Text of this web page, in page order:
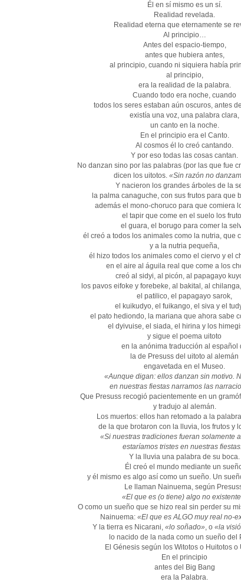
Él en sí mismo es un sí.
Realidad revelada.
Realidad eterna que eternamente se
Al principio…
Antes del espacio-tiempo,
antes que hubiera antes,
al principio, cuando ni siquiera había
al principio,
era la realidad de la palabra.
Cuando todo era noche, cuando
todos los seres estaban aún oscuros, antes
existía una voz, una palabra clara,
un canto en la noche.
En el principio era el Canto.
Al cosmos él lo creó cantando.
Y por eso todas las cosas cantan.
No danzan sino por las palabras (por las que fue
dicen los uitotos. «Sin razón no
Y nacieron los grandes árboles de la
la palma canaguche, con sus frutos para que
además el mono-choruco para que comiera
el tapir que come en el suelo los
el guara, el borugo para comer la
él creó a todos los animales como la nutria, que
y a la nutria pequeña,
él hizo todos los animales como el ciervo y el
en el aire al águila real que come a los
creó al sidyi, al picón, al papagayo
los pavos eifoke y forebeke, al bakital, al
el patilico, el papagayo sarok,
el kuikudyo, el fuikango, el siva y el
el pato hediondo, la mariana que ahora sabe
el dyivuise, el siada, el hirina y los
y sigue el poema uitoto
en la anónima traducción al español
la de Presuss del uitoto al alemán
engavetada en el Museo.
«Aunque digan: ellos danzan sin motivo.
en nuestras fiestas narramos las
Que Presuss recogió pacientemente en un
y tradujo al alemán.
Los muertos: ellos han retomado a la
de la que brotaron con la lluvia, los frutos y
«Si nuestras tradiciones fueran solamente
estaríamos tristes en nuestras fiestas.
Y la lluvia una palabra de su boca.
Él creó el mundo mediante un
y él mismo es algo así como un sueño. Un
Le llaman Nainuema, según
«El que es (o tiene) algo no
O como un sueño que se hizo real sin perder su
Nainuema:«El que es ALGO muy real no-
Y la tierra es Nicarani,«lo soñado», o «la
lo nacido de la nada como un sueño del
El Génesis según los Witotos o Huitotos o
En el principio
antes del Big Bang
era la Palabra.